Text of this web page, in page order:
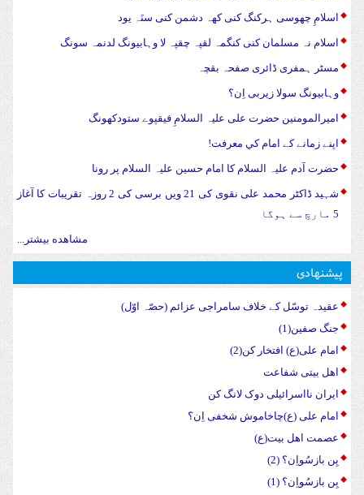
اسلامِ چھوسی ہرکنگ کنی کھہ دشمن کنی سنَہ یود
اسلام نہ مسلمان کنی کنگمہ لقپہ چقپہ لا وہابیونگ لدنمہ سونگ
مسٹر ہمفری ڈائری صفحہ بقچہ
وہابیونگ سولا زیربی اِن؟
امیرالمومنین حضرت علی علیہ السلامِ فیقپوے ستودکھونگ
اپنے زمانے کے امام کي معرفت!
حضرت آدم علیہ السلام کا امام حسین علیہ السلام پر رونا
شہید ڈاکٹر محمد علی نقوی کی 21 ویں برسی کی 2 روزہ تقریبات کا آغاز
5 مارچ سے ہوگا
مشاهده بیشتر...
پیشنهادی
عقیدہ توسّل کے خلاف سامراجی عزائم (حصّہ اوّل)
جنگ صفین(1)
امام علی(ع) افتخار کن(2)
اهل بیتی شفاعت
ایران نااسرائیلی دوک لانگ کن
امام علی (ع)چاخاموش شخفی اِن؟
عصمت اهل بیت(ع)
بِن بازسُواِن؟ (2)
بِن بازسُواِن؟ (1)